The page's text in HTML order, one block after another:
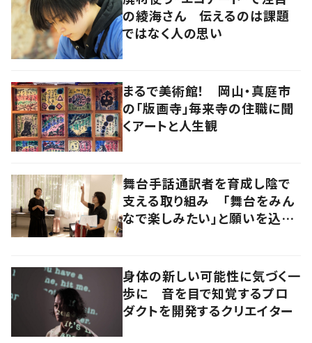
の綾海さん 伝えるのは課題
ではなく人の思い
まるで美術館！ 岡山・真庭市
の「版画寺」毎来寺の住職に聞
くアートと人生観
舞台手話通訳者を育成し陰で
支える取り組み 「舞台をみん
なで楽しみたい」と願いを込め
身体の新しい可能性に気づく一
歩に 音を目で知覚するプロ
ダクトを開発するクリエイター